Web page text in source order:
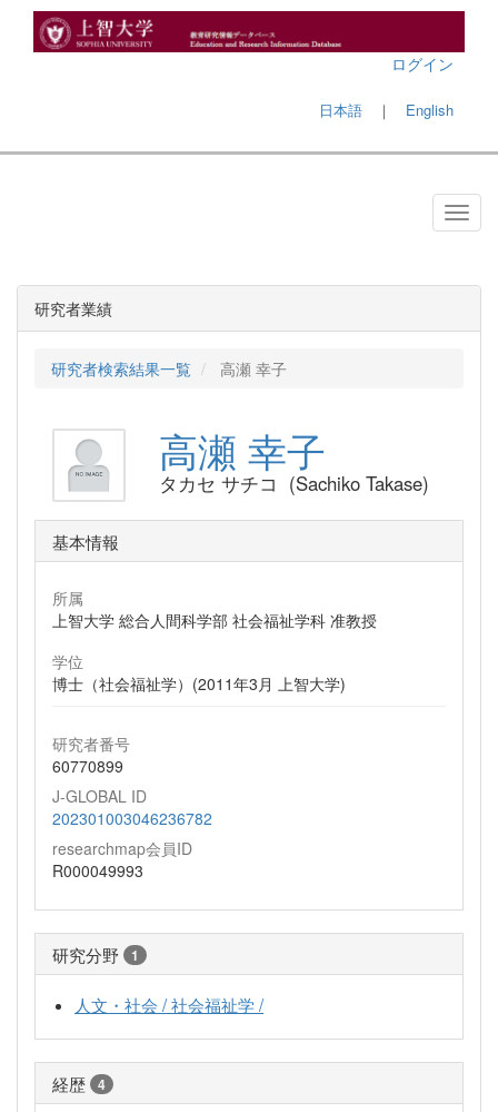
ログイン
日本語 ｜ English
研究者業績
研究者検索結果一覧 高瀬 幸子
高瀬 幸子
タカセ サチコ (Sachiko Takase)
基本情報
所属
上智大学 総合人間科学部 社会福祉学科 准教授
学位
博士（社会福祉学）(2011年3月 上智大学)
研究者番号
60770899
J-GLOBAL ID
202301003046236782
researchmap会員ID
R000049993
研究分野 1
人文・社会 / 社会福祉学 /
経歴 4